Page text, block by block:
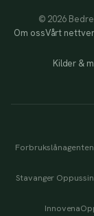
© 2026
Om ossVårt
Kilder &
Forbrukslånagenten
Stavanger
Innovena